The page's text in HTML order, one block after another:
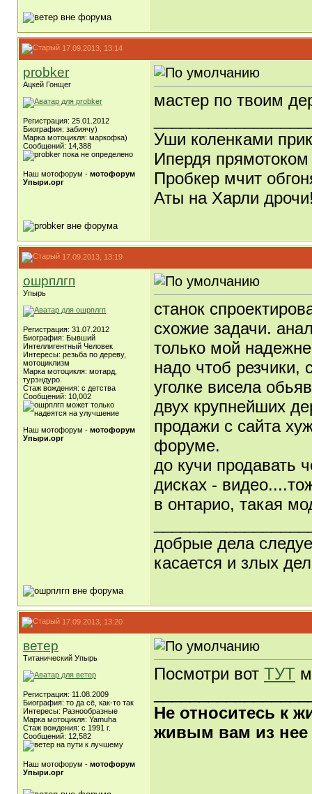
17.09.2013, 13:14
probker
Ацкей Гонщег
Регистрация: 25.01.2012
Биография: забиячу)
Марка мотоцикля: маркофка)
Сообщений: 14,388
Наш мотофорум - мотофорум
Упыри.орг
мастер по твоим
Уши коленками
Ипердя прямотоком
Пробкер мчит
Аты на Харли
17.09.2013, 13:19
ошрплгп
Упырь
Регистрация: 31.07.2012
Биография: Бывший
Интеллигентный Человек
Интересы: резьба по дереву,
мотоциклизм
Марка мотоцикля: мотард,
турэндуро.
Стаж вождения: с детства
Сообщений: 10,002
Наш мотофорум - мотофорум
Упыри.орг
станок
схожие задачи.
только мой
надо чтоб резчики,
уголке висела
двух крупнейших
продажи с сайта
форуме.
до кучи продавать
дисках -
в онтарио, такая
добрые дела
касается и злых
17.09.2013, 13:20
ветер
Титанический Упырь
Регистрация: 11.08.2009
Биография: то да сё, как-то так
Интересы: Разнообразные
Марка мотоцикля: Yamuha
Стаж вождения: с 1991 г.
Сообщений: 12,582
Наш мотофорум - мотофорум
Упыри.орг
Посмотри вот ТУТ
Не относитесь к
живым вам из нее